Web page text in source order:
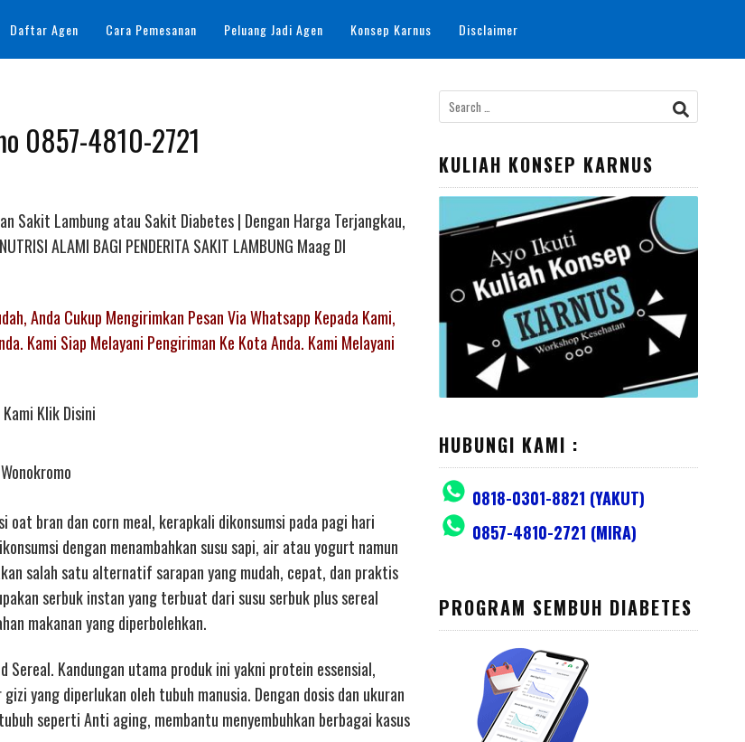
Daftar Agen Cara Pemesanan Peluang Jadi Agen Konsep Karnus Disclaimer
0857-4810-2721
Sakit Lambung atau Sakit Diabetes | Dengan Harga Terjangkau,
ALAMI BAGI PENDERITA SAKIT LAMBUNG Maag DI
Anda Cukup Mengirimkan Pesan Via Whatsapp Kepada Kami,
Kami Siap Melayani Pengiriman Ke Kota Anda. Kami Melayani
Klik Disini
bran dan corn meal, kerapkali dikonsumsi pada pagi hari
dengan menambahkan susu sapi, air atau yogurt namun
salah satu alternatif sarapan yang mudah, cepat, dan praktis
serbuk instan yang terbuat dari susu serbuk plus sereal
makanan yang diperbolehkan.
Kandungan utama produk ini yakni protein essensial,
yang diperlukan oleh tubuh manusia. Dengan dosis dan ukuran
seperti Anti aging, membantu menyembuhkan berbagai kasus
Search
for:
KULIAH KONSEP KARNUS
HUBUNGI KAMI :
0818-0301-8821 (YAKUT)
0857-4810-2721 (MIRA)
PROGRAM SEMBUH DIABETES